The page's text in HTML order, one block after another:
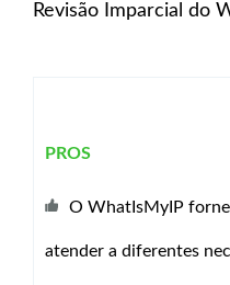
Revisão Imparcial do
PROS
O WhatIsMyIP
atender a diferentes